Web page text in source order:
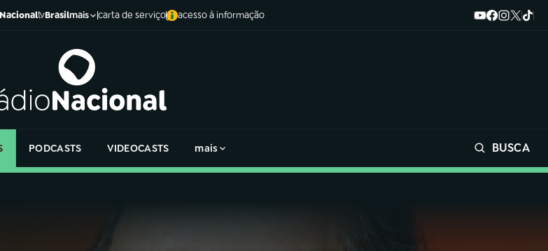
tvBrasilmais carta de serviço acesso à informação
PODCASTS VIDEOCASTS mais BUSCA